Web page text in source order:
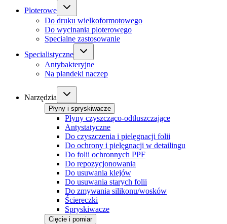
Ploterowe
Do druku wielkoformotowego
Do wycinania ploterowego
Specialne zastosowanie
Specialistyczne
Antybakteryjne
Na plandeki naczep
Narzędzia
Płyny i spryskiwacze
Płyny czyszcząco-odtłuszczające
Antystatyczne
Do czyszczenia i pielęgnacji folii
Do ochrony i pielęgnacji w detailingu
Do folii ochronnych PPF
Do repozycjonowania
Do usuwania klejów
Do usuwania starych folii
Do zmywania silikonu/wosków
Ściereczki
Spryskiwacze
Cięcie i pomiar